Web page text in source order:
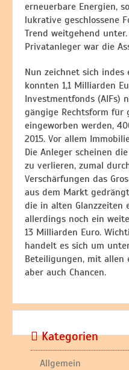
erneuerbare Energien,
lukrative geschlossene
Trend weitgehend
Privatanleger war die
Nun zeichnet sich indes
konnten 1,1 Milliarden
Investmentfonds (AIFs)
gängige Rechtsform für
eingeworben werden,
2015. Vor allem
Die Anleger scheinen
zu verlieren, zumal
Verschärfungen das
aus dem Markt
die in alten Glanzzeiten
allerdings noch ein
13 Milliarden Euro.
handelt es sich um
Beteiligungen, mit allen
aber auch Chancen.
Kategorien
Allgemein